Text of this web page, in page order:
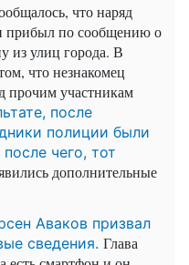
что наряд
прибыл по сообщению о
из улиц города. В
что незнакомец
прочим участникам
после
полиции были
чего, тот
дополнительные
Аваков призвал
сведения. Глава